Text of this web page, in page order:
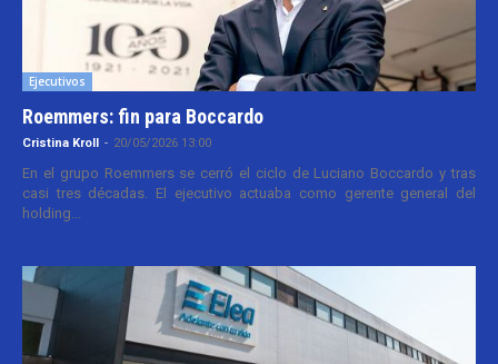
Ejecutivos
Roemmers: fin para Boccardo
Cristina Kroll - 20/05/2026 13:00
En el grupo Roemmers se cerró el ciclo de Luciano Boccardo y tras
casi tres décadas. El ejecutivo actuaba como gerente general del
holding...